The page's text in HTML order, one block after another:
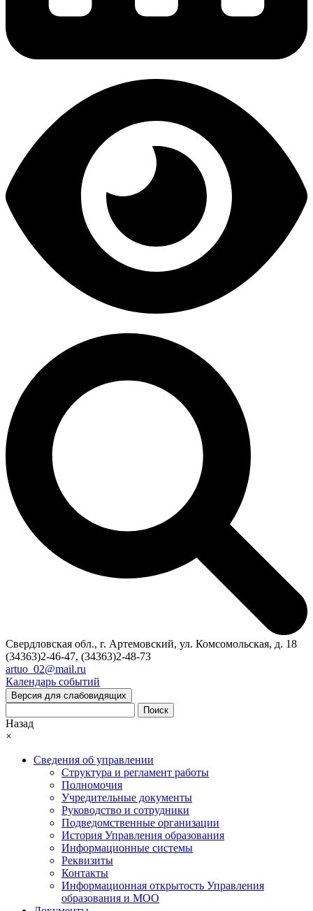
Свердловская обл., г. Артемовский, ул. Комсомольская, д. 18
(34363)2-46-47, (34363)2-48-73
artuo_02@mail.ru
Календарь событий
Версия для слабовидящих
Поиск
Назад
×
Сведения об управлении
Структура и регламент работы
Полномочия
Учредительные документы
Руководство и сотрудники
Подведомственные организации
История Управления образования
Информационные системы
Реквизиты
Контакты
Информационная открытость Управления
образования и МОО